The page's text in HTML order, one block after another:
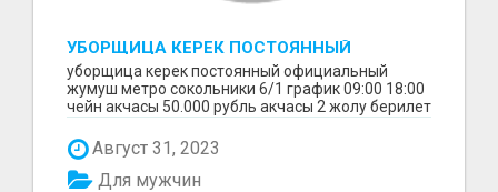
УБОРЩИЦА КЕРЕК ПОСТОЯННЫЙ
ОФИЦИАЛЬНЫЙ ЖУМУШ
уборщица керек постоянный официальный
жумуш метро сокольники 6/1 график 09:00 18:00
чейн акчасы 50.000 рубль акчасы 2 жолу берилет
Август 31, 2023
Для мужчин